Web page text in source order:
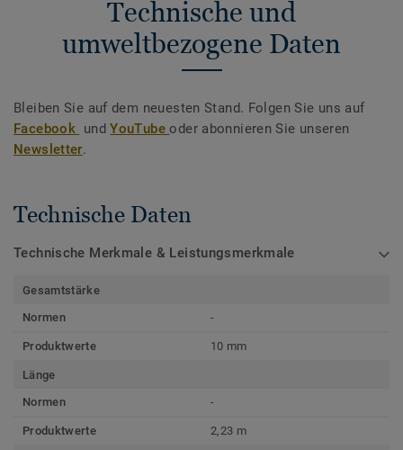
Technische und
umweltbezogene Daten
Bleiben Sie auf dem neuesten Stand. Folgen Sie uns auf
Facebook undYouTubeoder abonnieren Sie unseren
Newsletter.
Technische Daten
Technische Merkmale & Leistungsmerkmale
Gesamtstärke
Normen
-
Produktwerte 10 mm
Länge
Normen
-
Produktwerte 2,23 m